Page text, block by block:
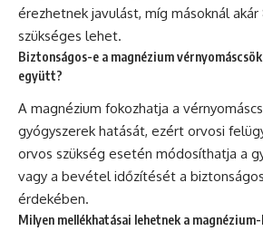
érezhetnek javulást, míg másoknál akár
szükséges lehet.
Biztonságos-e a magnézium
együtt?
A magnézium fokozhatja a
gyógyszerek hatását, ezért orvosi
orvos szükség esetén módosíthatja a
vagy a bevétel időzítését a
érdekében.
Milyen mellékhatásai lehetnek a